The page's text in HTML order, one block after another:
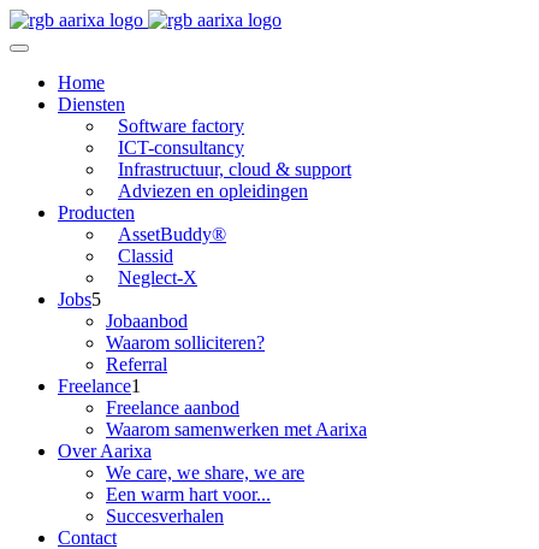
Home
Diensten
Software factory
ICT-consultancy
Infrastructuur, cloud & support
Adviezen en opleidingen
Producten
AssetBuddy®
Classid
Neglect-X
Jobs5
Jobaanbod
Waarom solliciteren?
Referral
Freelance1
Freelance aanbod
Waarom samenwerken met Aarixa
Over Aarixa
We care, we share, we are
Een warm hart voor...
Succesverhalen
Contact